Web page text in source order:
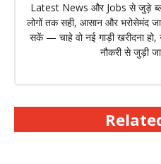
Latest News और Jobs से जुड़े
लोगों तक सही, आसान और भरोसेमंद
सकें — चाहे वो नई गाड़ी खरीदना हो,
नौकरी से जुड़ी